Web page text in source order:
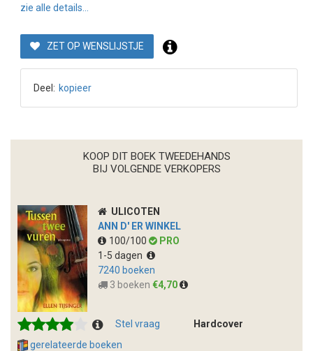
zie alle details...
ZET OP WENSLIJSTJE
Deel: kopieer
KOOP DIT BOEK TWEEDEHANDS
BIJ VOLGENDE VERKOPERS
ULICOTEN
ANN D' ER WINKEL
100/100
PRO
1-5 dagen
7240 boeken
3 boeken €4,70
Stel vraag
Hardcover
gerelateerde boeken